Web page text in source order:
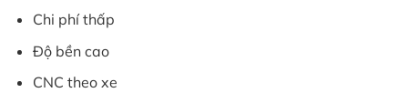
Chi phí thấp
Độ bền cao
CNC theo xe